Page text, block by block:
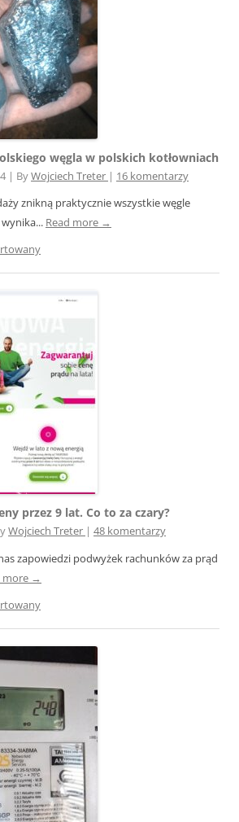
węgla w polskich kotłowniach
| ByWojciech Treter | 16 komentarzy
znikną praktycznie wszystkie węgle
Read more →
przez 9 lat. Co to za czary?
Wojciech Treter 48 komentarzy
zapowiedzi podwyżek rachunków za prąd
more →